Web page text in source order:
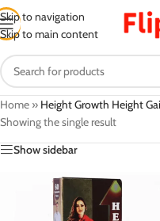
Skip to navigation
Skip to main content
Home » Height Growth Height
Showing the single result
Show sidebar